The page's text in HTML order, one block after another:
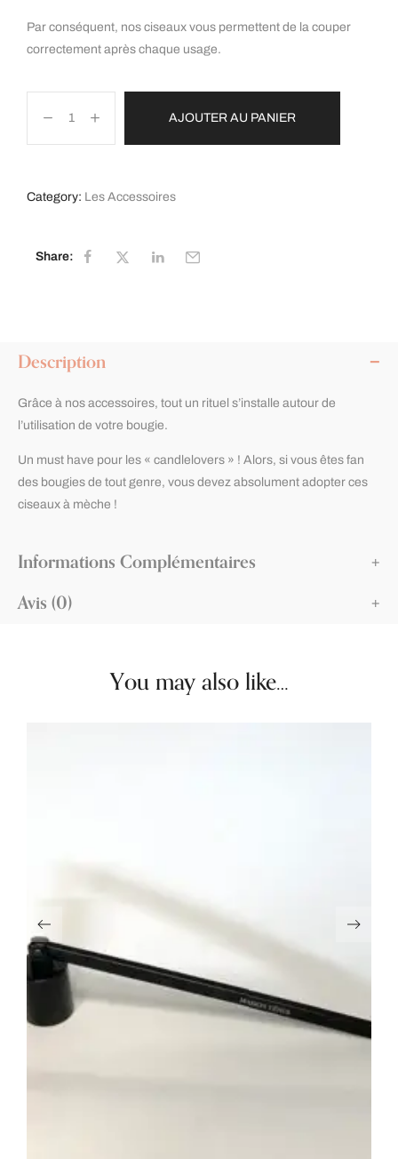
Par conséquent, nos ciseaux vous permettent de la couper
correctement après chaque usage.
AJOUTER AU PANIER
Category: Les Accessoires
Share:
Description
Grâce à nos accessoires, tout un rituel s’installe autour de
l’utilisation de votre bougie.
Un must have pour les « candlelovers » ! Alors, si vous êtes fan
des bougies de tout genre, vous devez absolument adopter ces
ciseaux à mèche !
Informations Complémentaires
Avis (0)
You may also like…